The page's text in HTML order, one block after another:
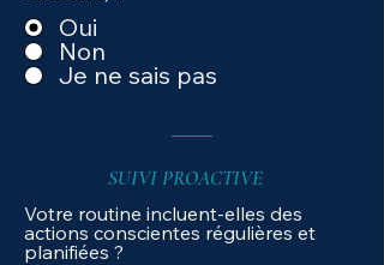
Oui
Non
Je ne sais pas
SUIVI PROACTIVE
Votre routine incluent-elles des
actions conscientes régulières et
planifiées ?